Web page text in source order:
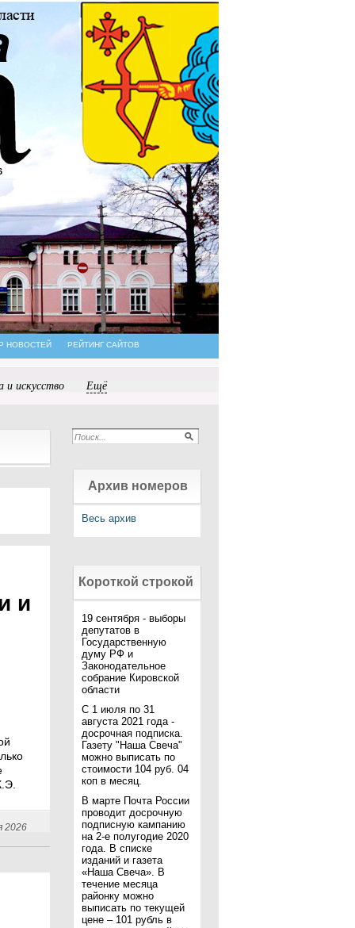
НОВОСТЕЙ РЕЙТИНГ САЙТОВ
и искусство Ещё
и
2026
Архив номеров
Весь архив
Короткой строкой
19 сентября - выборы
депутатов в
Государственную
думу РФ и
Законодательное
собрание Кировской
области
С 1 июля по 31
августа 2021 года -
досрочная подписка.
Газету "Наша Свеча"
можно выписать по
стоимости 104 руб. 04
коп в месяц.
В марте Почта России
проводит досрочную
подписную кампанию
на 2-е полугодие 2020
года. В списке
изданий и газета
«Наша Свеча». В
течение месяца
районку можно
выписать по текущей
цене – 101 рубль в